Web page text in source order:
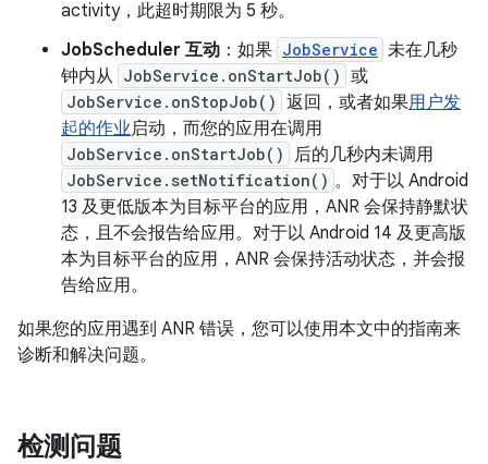
activity，此超时期限为 5 秒。
JobScheduler 互动 ：如果 JobService 未在几秒
钟内从 JobService.onStartJob() 或
JobService.onStopJob() 返回，或者如果用户发
起的作业启动，而您的应用在调用
JobService.onStartJob() 后的几秒内未调用
JobService.setNotification() 。对于以 Android
13 及更低版本为目标平台的应用，ANR 会保持静默状
态，且不会报告给应用。对于以 Android 14 及更高版
本为目标平台的应用，ANR 会保持活动状态，并会报
告给应用。
如果您的应用遇到 ANR 错误，您可以使用本文中的指南来
诊断和解决问题。
检测问题